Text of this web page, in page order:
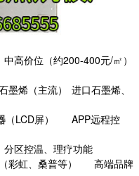
中高价位（约200-400元/㎡）
墨烯（主流）
进口石墨烯、
（LCD屏）
APP远程控
分区控温、理疗功能
彩虹、桑普等）
高端品牌